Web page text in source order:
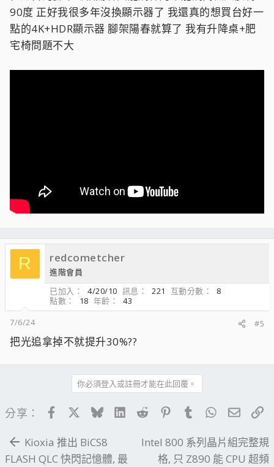
90度 正好我很多年沒換顯示器了 我還真的想買台好一
點的4K+HDR顯示器 腳架陽春就算了 我有升降桌+肥
宅椅問題不大
R redcometcher
進階會員
已加入
4/20/10 訊息 221 互動分數
8
點數
18 年齡
43
7/6/24
#5
把光追拿掉不就提升30%??
你必須登入或註冊才能在此回覆。
分享： FacebookBlueskyLinkedIn
Reddit PinterestTumblrWhatsApp
電子
Kioxia 推出 BiCS8
FLASH QLC 快閃記憶體, 最
Intel 800 系列晶片組完整規
格, 只 Z890 能 CPU 超頻